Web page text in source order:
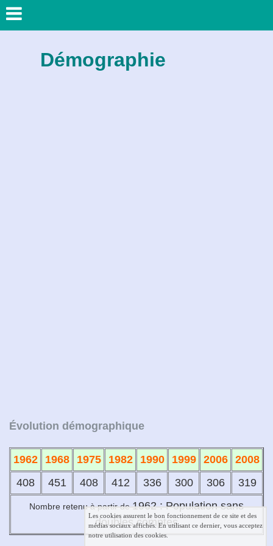
Démographie
Évolution démographique
1962 1968 1975 1982 1990 1999 2006
2008
408
451 408 412 336 300 306 319
Nombre retenu à partir de 1962 : Population sans
doubles comptes
Les cookies assurent le bon fonctionnement de ce site et des
médias sociaux affichés. En utilisant ce dernier, vous acceptez
notre utilisation des cookies.